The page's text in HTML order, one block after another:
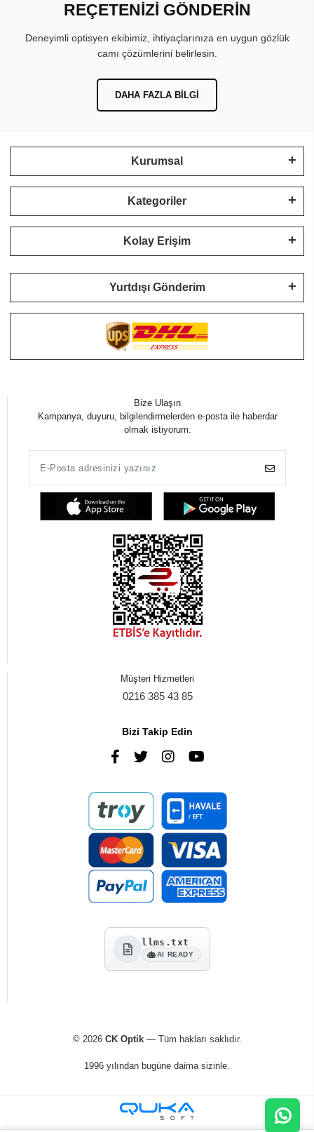
REÇETENİZİ GÖNDERİN
Deneyimli optisyen ekibimiz, ihtiyaçlarınıza en uygun gözlük
camı çözümlerini belirlesin.
DAHA FAZLA BILGI
Kurumsal
Kategoriler
Kolay Erişim
Yurtdışı Gönderim
Bize Ulaşın
Kampanya, duyuru, bilgilendirmelerden e-posta ile haberdar
olmak istiyorum.
Müşteri Hizmetleri
0216 385 43 85
Bizi Takip Edin
llms.txt
AI READY
© 2026 CK Optik— Tüm hakları saklıdır.
1996 yılından bugüne daima sizinle.